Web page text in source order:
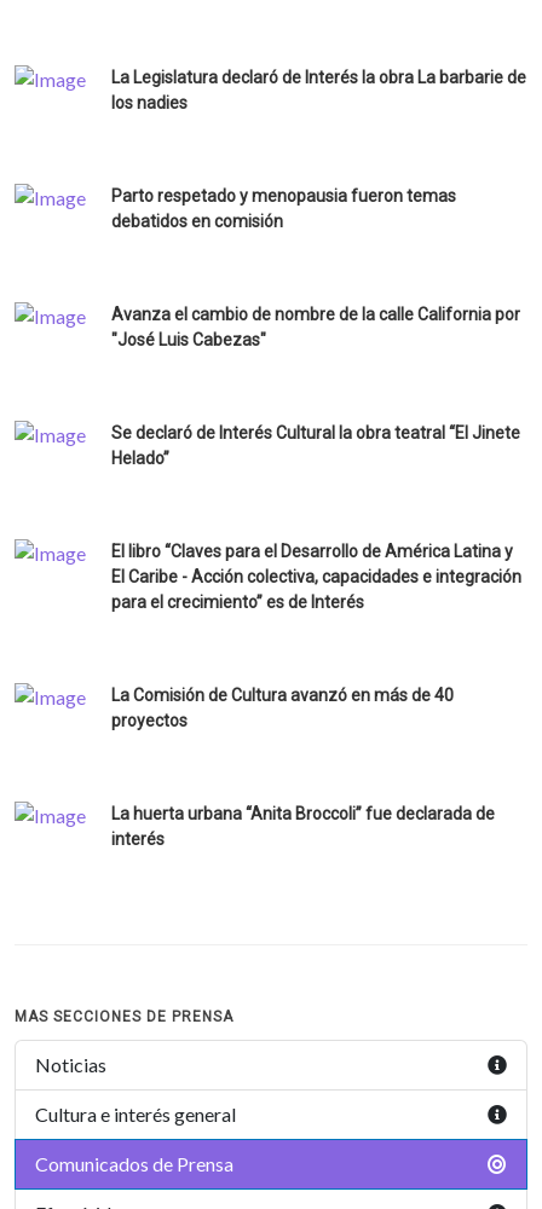
La Legislatura declaró de Interés la obra La barbarie de
los nadies
Parto respetado y menopausia fueron temas
debatidos en comisión
Avanza el cambio de nombre de la calle California por
"José Luis Cabezas"
Se declaró de Interés Cultural la obra teatral “El Jinete
Helado”
El libro “Claves para el Desarrollo de América Latina y
El Caribe - Acción colectiva, capacidades e integración
para el crecimiento” es de Interés
La Comisión de Cultura avanzó en más de 40
proyectos
La huerta urbana “Anita Broccoli” fue declarada de
interés
MAS SECCIONES DE PRENSA
Noticias
Cultura e interés general
Comunicados de Prensa